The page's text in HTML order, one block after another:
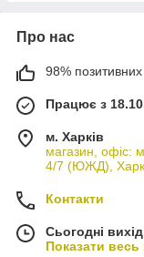
Про нас
98% позитивних
Працює з
м. Харків
магазин, офіс:
4/7 (ЮЖД),
Контакти
Сьогодні
Показати весь